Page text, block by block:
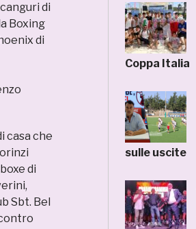
di
Boxing
di
casa che
di
Sbt. Bel
Coppa Italia
sulle uscite